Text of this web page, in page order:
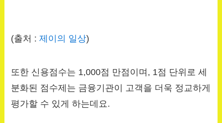
(출처 :제이의 일상)
또한 신용점수는 1,000점 만점이며, 1점 단위로 세
분화된 점수제는 금융기관이 고객을 더욱 정교하게
평가할 수 있게 하는데요.